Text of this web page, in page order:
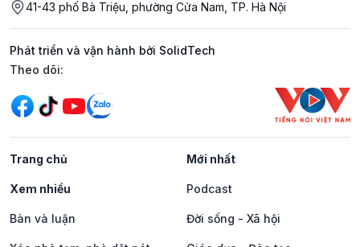
41-43 phố Bà Triệu, phường Cửa Nam, TP. Hà Nội
Phát triển và vận hành bởi SolidTech
Mạng xã hội
Theo dõi:
Trang chủ Mới nhất
Xem nhiều Podcast
Bàn và luận Đời sống - Xã hội